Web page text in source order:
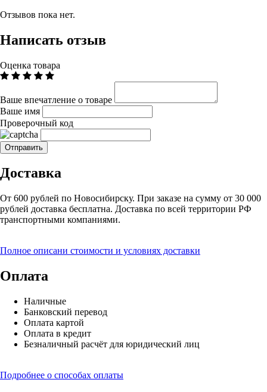
Отзывов пока нет.
Написать отзыв
Оценка товара
Ваше впечатление о товаре
Ваше имя
Проверочный код
Доставка
От 600 рублей по Новосибирску. При заказе на сумму от 30 000
рублей доставка бесплатна. Доставка по всей территории РФ
транспортными компаниями.
Полное описани стоимости и условиях доставки
Оплата
Наличные
Банковский перевод
Оплата картой
Оплата в кредит
Безналичный расчёт для юридический лиц
Подробнее о способах оплаты